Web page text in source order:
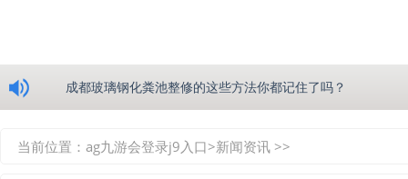
成都玻璃钢化粪池整修的这些方法你都记住了吗？
当前位置： ag九游会登录j9入口>新闻资讯 >>